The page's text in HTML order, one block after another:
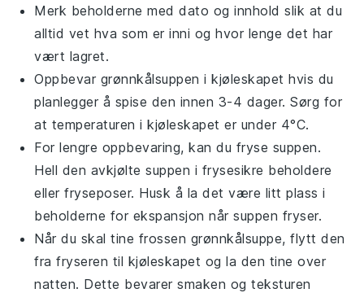
Merk beholderne med dato og innhold slik at du
alltid vet hva som er inni og hvor lenge det har
vært lagret.
Oppbevar grønnkålsuppen i kjøleskapet hvis du
planlegger å spise den innen 3-4 dager. Sørg for
at temperaturen i kjøleskapet er under 4°C.
For lengre oppbevaring, kan du fryse suppen.
Hell den avkjølte suppen i frysesikre beholdere
eller fryseposer. Husk å la det være litt plass i
beholderne for ekspansjon når suppen fryser.
Når du skal tine frossen grønnkålsuppe, flytt den
fra fryseren til kjøleskapet og la den tine over
natten. Dette bevarer smaken og teksturen